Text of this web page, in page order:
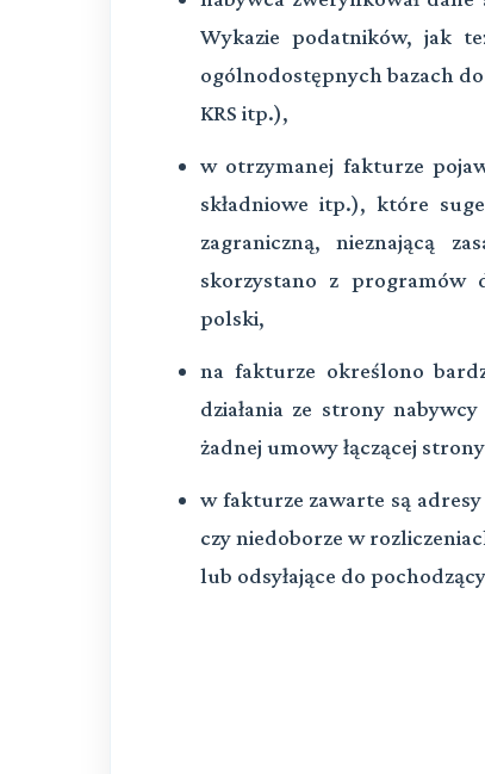
Wykazie podatników, jak
ogólnodostępnych bazach
KRS itp.),
w otrzymanej fakturze
składniowe itp.), które
zagraniczną, nieznającą
skorzystano z programów
polski,
na fakturze określono
działania ze strony
żadnej umowy łączącej
w fakturze zawarte są
czy niedoborze w
lub odsyłające do